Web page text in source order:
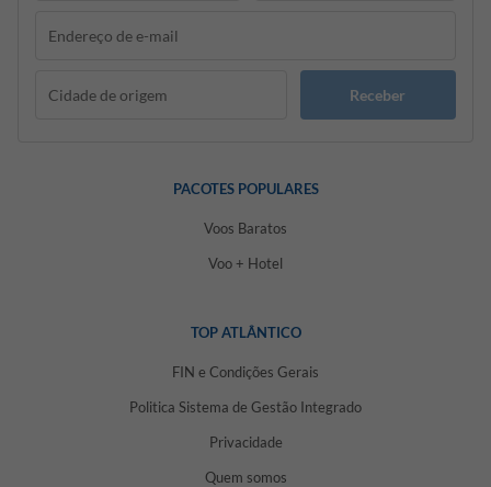
Receber
PACOTES POPULARES
Voos Baratos
Voo + Hotel
TOP ATLÂNTICO
FIN e Condições Gerais
Politica Sistema de Gestão Integrado
Privacidade
Quem somos